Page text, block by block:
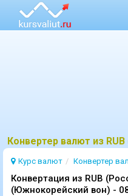
Курс валют Конвертер
Конвертация из RUB
(Южнокорейский вон) -